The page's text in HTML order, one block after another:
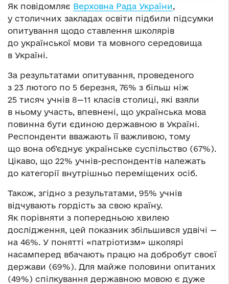
Як повідомляє Верховна Рада України
у столичних закладах освіти підбили підсумки
опитування щодо ставлення школярів
до української мови та мовного середовища
в Україні.
За результатами опитування, проведеного
з 23 лютого по 5 березня, 76% з більш ніж
25 тисяч учнів 8­—11 класів столиці, які взяли
в ньому участь, впевнені, що українська мова
повинна бути єдиною державною в Україні.
Респонденти вважають її важливою, тому
що вона об’єднує українське суспільство (67%).
Цікаво, що 22% учнів-респондентів належать
до категорії внутрішньо переміщених осіб.
Також, згідно з результатами, 95% учнів
відчувають гордість за свою країну.
Як порівняти з попередньою хвилею
дослідження, цей показник збільшився удвічі —
на 46%. У понятті «патріотизм» школярі
насамперед вбачають працю на добробут своєї
держави (69%). Для майже половини опитаних
(49%) спілкування державною мовою є дуже